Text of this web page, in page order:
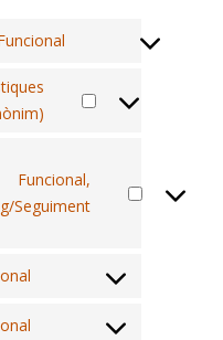
service
Consent
service
elementor
Funcional,
Seguiment
Consent
google-
various-